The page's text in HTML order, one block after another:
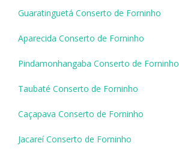
Guaratinguetá Conserto de Forninho
Aparecida Conserto de Forninho
Pindamonhangaba Conserto de Forninho
Taubaté Conserto de Forninho
Caçapava Conserto de Forninho
Jacareí Conserto de Forninho